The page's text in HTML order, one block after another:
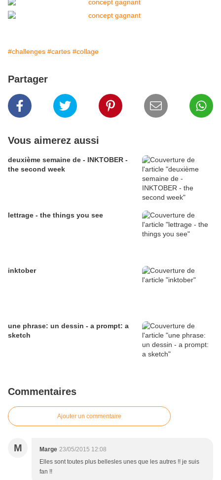
#challenges #cartes #collage
Partager
Vous aimerez aussi
deuxième semaine de - INKTOBER -
the second week
lettrage - the things you see
inktober
une phrase: un dessin - a prompt: a
sketch
Commentaires
Ajouter un commentaire
M Marge 23/05/2015 12:08
Elles sont toutes plus bellesles unes que les autres !! je suis
fan !!